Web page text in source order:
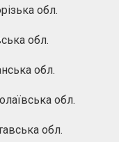
обл.
обл.
обл.
обл.
обл.